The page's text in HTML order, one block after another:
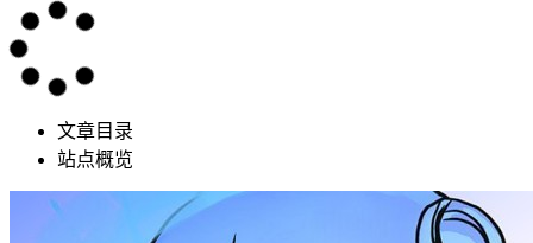
文章目录
站点概览